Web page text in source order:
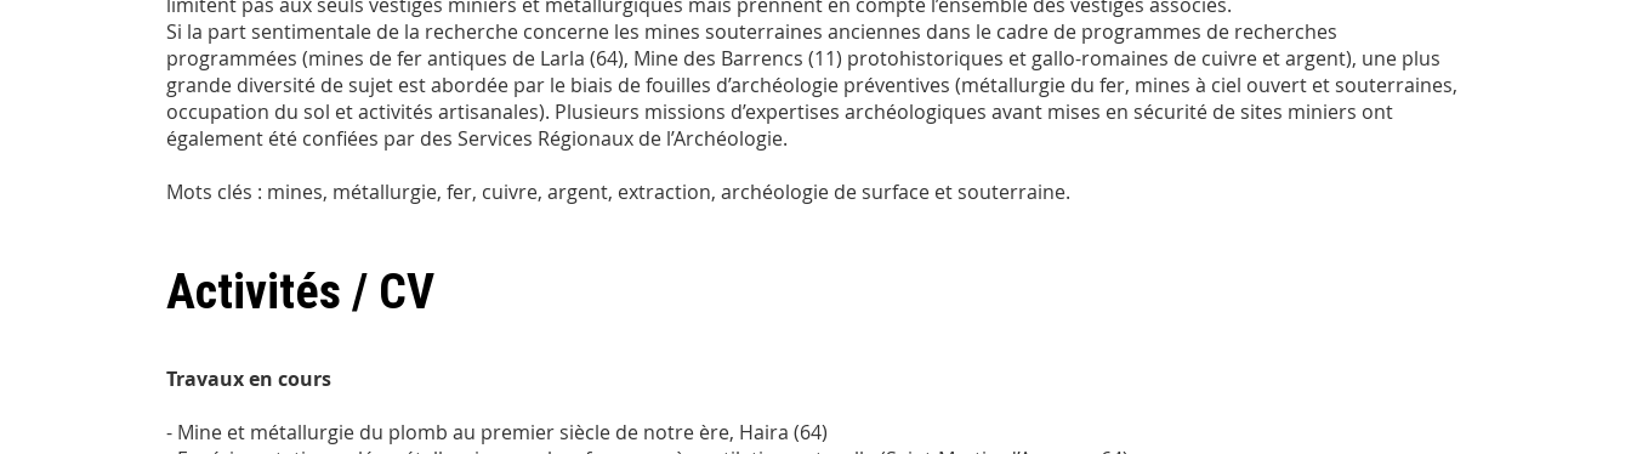
Si la part sentimentale de la recherche concerne les mines souterraines anciennes dans le cadre de programmes de recherches
programmées (mines de fer antiques de Larla (64), Mine des Barrencs (11) protohistoriques et gallo-romaines de cuivre et argent), une plus
grande diversité de sujet est abordée par le biais de fouilles d’archéologie préventives (métallurgie du fer, mines à ciel ouvert et souterraines,
occupation du sol et activités artisanales). Plusieurs missions d’expertises archéologiques avant mises en sécurité de sites miniers ont
également été confiées par des Services Régionaux de l’Archéologie.
Mots clés : mines, métallurgie, fer, cuivre, argent, extraction, archéologie de surface et souterraine.
Activités / CV
Travaux en cours
- Mine et métallurgie du plomb au premier siècle de notre ère, Haira (64)